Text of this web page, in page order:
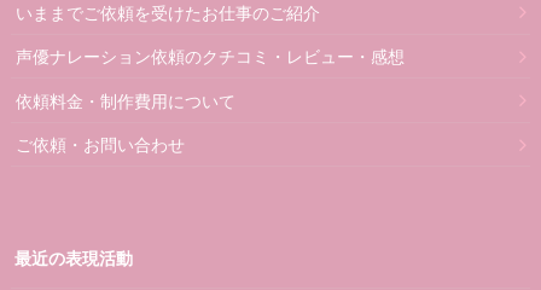
いままでご依頼を受けたお仕事のご紹介
声優ナレーション依頼のクチコミ・レビュー・感想
依頼料金・制作費用について
ご依頼・お問い合わせ
最近の表現活動